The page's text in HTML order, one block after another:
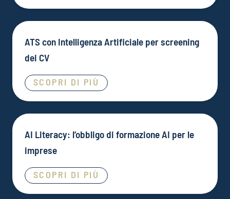
ATS con Intelligenza Artificiale per screening
dei CV
SCOPRI DI PIÙ
AI Literacy: l’obbligo di formazione AI per le
imprese
SCOPRI DI PIÙ